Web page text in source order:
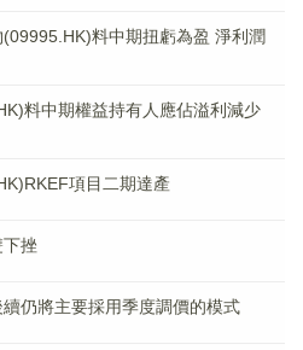
(09995.HK)料中期扭虧為盈 淨利潤
料中期權益持有人應佔溢利減少
項目二期達產
挫
仍將主要採用季度調價的模式